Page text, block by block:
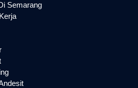
Semarang